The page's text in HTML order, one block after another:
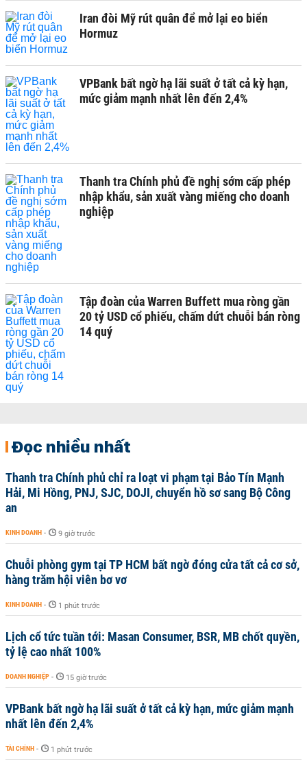
Iran đòi Mỹ rút quân để mở lại eo biển
Hormuz
VPBank bất ngờ hạ lãi suất ở tất cả kỳ hạn,
mức giảm mạnh nhất lên đến 2,4%
Thanh tra Chính phủ đề nghị sớm cấp phép
nhập khẩu, sản xuất vàng miếng cho doanh
nghiệp
Tập đoàn của Warren Buffett mua ròng gần
20 tỷ USD cổ phiếu, chấm dứt chuỗi bán ròng
14 quý
Đọc nhiều nhất
Thanh tra Chính phủ chỉ ra loạt vi phạm tại Bảo Tín Mạnh
Hải, Mi Hồng, PNJ, SJC, DOJI, chuyển hồ sơ sang Bộ Công
an
KINH DOANH - 9 giờ trước
Chuỗi phòng gym tại TP HCM bất ngờ đóng cửa tất cả cơ sở,
hàng trăm hội viên bơ vơ
KINH DOANH - 1 phút trước
Lịch cổ tức tuần tới: Masan Consumer, BSR, MB chốt quyền,
tỷ lệ cao nhất 100%
DOANH NGHIỆP - 15 giờ trước
VPBank bất ngờ hạ lãi suất ở tất cả kỳ hạn, mức giảm mạnh
nhất lên đến 2,4%
TÀI CHÍNH - 1 phút trước